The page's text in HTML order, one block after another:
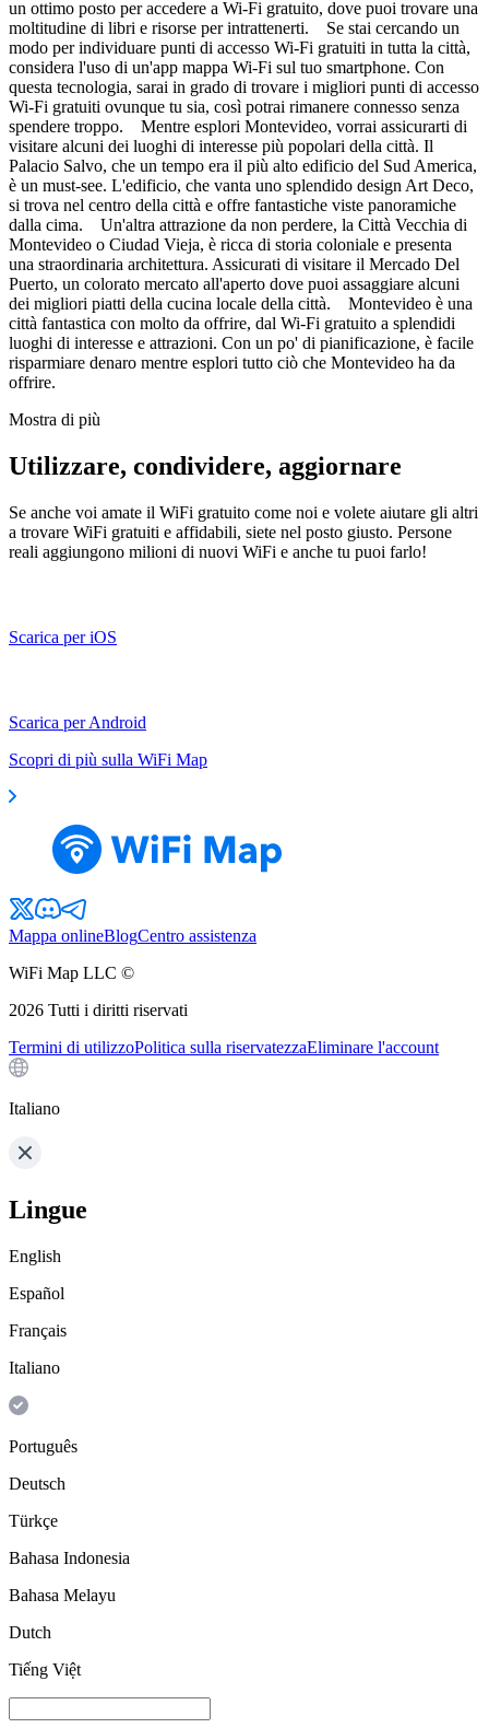
un ottimo posto per accedere a Wi-Fi gratuito, dove puoi trovare una
moltitudine di libri e risorse per intrattenerti. Se stai cercando un
modo per individuare punti di accesso Wi-Fi gratuiti in tutta la città,
considera l'uso di un'app mappa Wi-Fi sul tuo smartphone. Con
questa tecnologia, sarai in grado di trovare i migliori punti di accesso
Wi-Fi gratuiti ovunque tu sia, così potrai rimanere connesso senza
spendere troppo. Mentre esplori Montevideo, vorrai assicurarti di
visitare alcuni dei luoghi di interesse più popolari della città. Il
Palacio Salvo, che un tempo era il più alto edificio del Sud America,
è un must-see. L'edificio, che vanta uno splendido design Art Deco,
si trova nel centro della città e offre fantastiche viste panoramiche
dalla cima. Un'altra attrazione da non perdere, la Città Vecchia di
Montevideo o Ciudad Vieja, è ricca di storia coloniale e presenta
una straordinaria architettura. Assicurati di visitare il Mercado Del
Puerto, un colorato mercato all'aperto dove puoi assaggiare alcuni
dei migliori piatti della cucina locale della città. Montevideo è una
città fantastica con molto da offrire, dal Wi-Fi gratuito a splendidi
luoghi di interesse e attrazioni. Con un po' di pianificazione, è facile
risparmiare denaro mentre esplori tutto ciò che Montevideo ha da
offrire.
Mostra di più
Utilizzare, condividere, aggiornare
Se anche voi amate il WiFi gratuito come noi e volete aiutare gli altri
a trovare WiFi gratuiti e affidabili, siete nel posto giusto. Persone
reali aggiungono milioni di nuovi WiFi e anche tu puoi farlo!
Scarica per iOS
Scarica per Android
Scopri di più sulla WiFi Map
Mappa onlineBlogCentro assistenza
WiFi Map LLC ©
2026 Tutti i diritti riservati
Termini di utilizzoPolitica sulla riservatezzaEliminare l'account
Italiano
Lingue
English
Español
Français
Italiano
Português
Deutsch
Türkçe
Bahasa Indonesia
Bahasa Melayu
Dutch
Tiếng Việt